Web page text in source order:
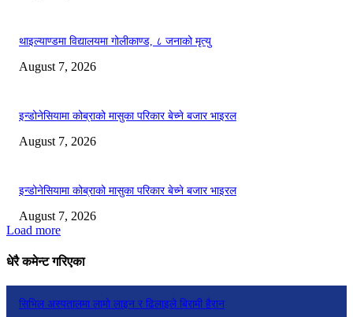
थाइल्याण्डमा विद्यालयमा गोलीकाण्ड, ८ जनाको मृत्यु
August 7, 2026
इन्डोनेसियामा कोब्राको मासुका परिकार बेच्ने बजार भाइरल
August 7, 2026
इन्डोनेसियामा कोब्राको मासुका परिकार बेच्ने बजार भाइरल
August 7, 2026
Load more
धेरै कमेन्ट गरिएका
सिभिल अस्पतालमा लामो लाइन र ढिलाइले बिरामी हैरान